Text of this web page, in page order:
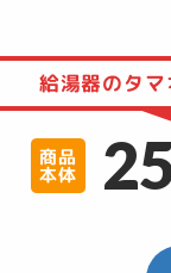
給湯器のタ
商品
本体